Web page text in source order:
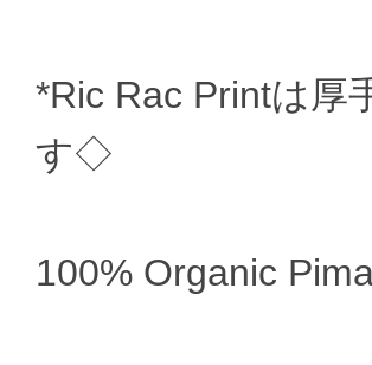
*Ric Rac Printは厚
す◇
100% Organic